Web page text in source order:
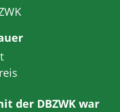
der DBZWK war